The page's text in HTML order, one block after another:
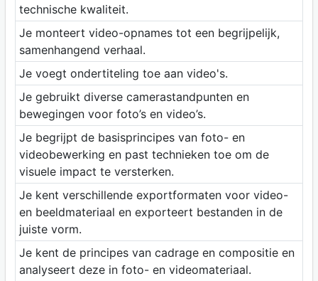
technische kwaliteit.
Je monteert video-opnames tot een begrijpelijk,
samenhangend verhaal.
Je voegt ondertiteling toe aan video's.
Je gebruikt diverse camerastandpunten en
bewegingen voor foto’s en video’s.
Je begrijpt de basisprincipes van foto- en
videobewerking en past technieken toe om de
visuele impact te versterken.
Je kent verschillende exportformaten voor video-
en beeldmateriaal en exporteert bestanden in de
juiste vorm.
Je kent de principes van cadrage en compositie en
analyseert deze in foto- en videomateriaal.